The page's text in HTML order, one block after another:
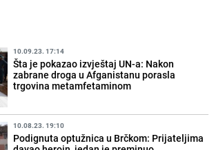
10.09.23. 17:14
Šta je pokazao izvještaj UN-a: Nakon
zabrane droga u Afganistanu porasla
trgovina metamfetaminom
10.08.23. 19:10
Podignuta optužnica u Brčkom: Prijateljima